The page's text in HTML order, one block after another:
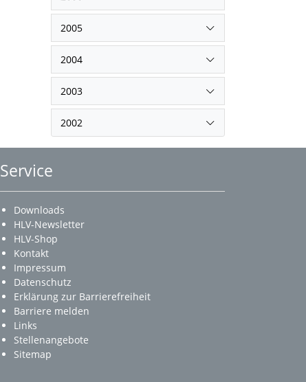
2005
2004
2003
2002
Service
Downloads
HLV-Newsletter
HLV-Shop
Kontakt
Impressum
Datenschutz
Erklärung zur Barrierefreiheit
Barriere melden
Links
Stellenangebote
Sitemap